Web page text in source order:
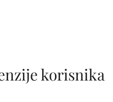
korisnika